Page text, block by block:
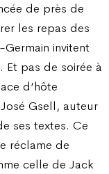
de près de
les repas des
invitent
pas de soirée à
d’hôte
Gsell, auteur
ses textes. Ce
réclame de
celle de Jack